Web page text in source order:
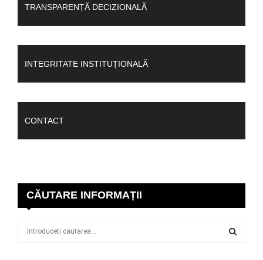
TRANSPARENȚĂ DECIZIONALĂ
INTEGRITATE INSTITUȚIONALĂ
CONTACT
CĂUTARE INFORMAȚII